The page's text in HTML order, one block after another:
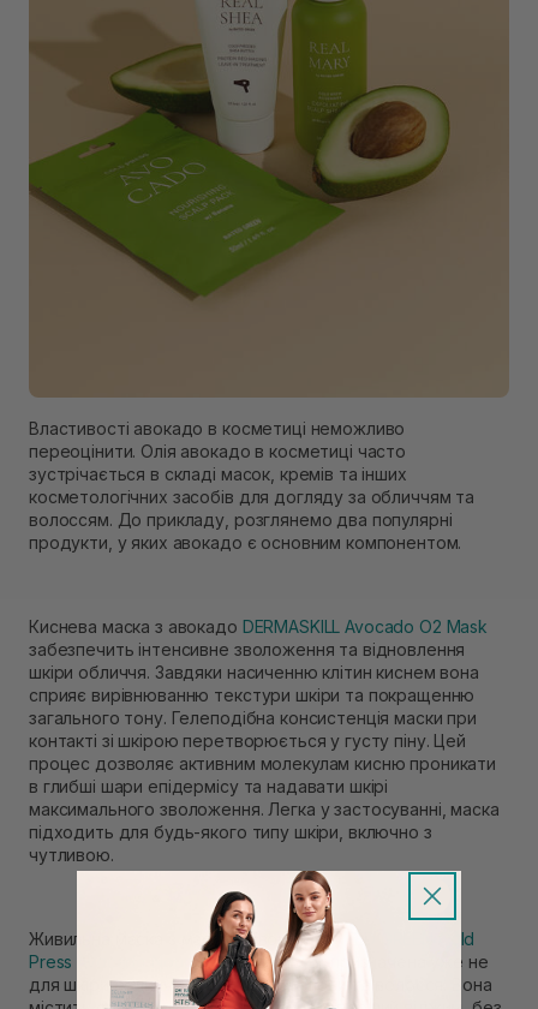
Властивості авокадо в косметиці неможливо
переоцінити. Олія авокадо в косметиці часто
зустрічається в складі масок, кремів та інших
косметологічних засобів для догляду за обличчям та
волоссям. До прикладу, розглянемо два популярні
продукти, у яких авокадо є основним компонентом.
Киснева маска з авокадо DERMASKILL Avocado O2 Mask
забезпечить інтенсивне зволоження та відновлення
шкіри обличчя. Завдяки насиченню клітин киснем вона
сприяє вирівнюванню текстури шкіри та покращенню
загального тону. Гелеподібна консистенція маски при
контакті зі шкірою перетворюється у густу піну. Цей
процес дозволяє активним молекулам кисню проникати
в глибші шари епідермісу та надавати шкірі
максимального зволоження. Легка у застосуванні, маска
підходить для будь-якого типу шкіри, включно з
чутливою.
Живильна маска з маслом авокадоRATED GREEN Cold
Press Avocado Nourishing Scalp Pack
призначена уже не
для шкіри обличчя, а для шкіри голови та волосся. Вона